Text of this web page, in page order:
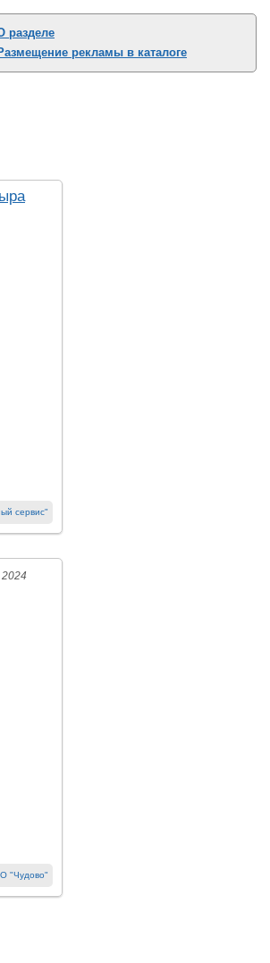
разделе
рекламы в каталоге
сервис"
"Чудово"